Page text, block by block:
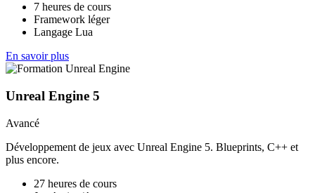
7 heures de cours
Framework léger
Langage Lua
En savoir plus
Unreal Engine 5
Avancé
Développement de jeux avec Unreal Engine 5. Blueprints, C++ et
plus encore.
27 heures de cours